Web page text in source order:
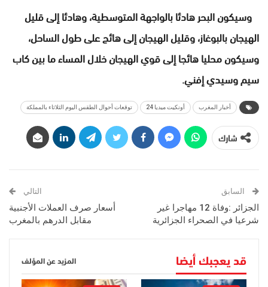
وسيكون البحر هادئا بالواجهة المتوسطية، وهادئا إلى قليل
الهيجان بالبوغاز، وقليل الهيجان إلى هائج على طول الساحل،
وسيكون محليا هائجا إلى قوي الهيجان خلال المساء ما بين كاب
سيم وسيدي إفني.
أخبار المغرب أونكيت ميديا 24 توقعات أحوال الطقس اليوم الثلاثاء بالمملكة
شارك
السابق
الجزائر :وفاة 12 مهاجرا غير
شرعيا في الصحراء الجزائرية
التالي
أسعار صرف العملات الأجنبية
مقابل الدرهم بالمغرب
قد يعجبك أيضا المزيد عن المؤلف